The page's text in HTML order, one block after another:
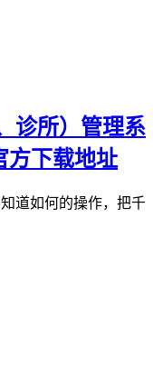
诊所）管理系
方下载地址
道如何的操作，把千